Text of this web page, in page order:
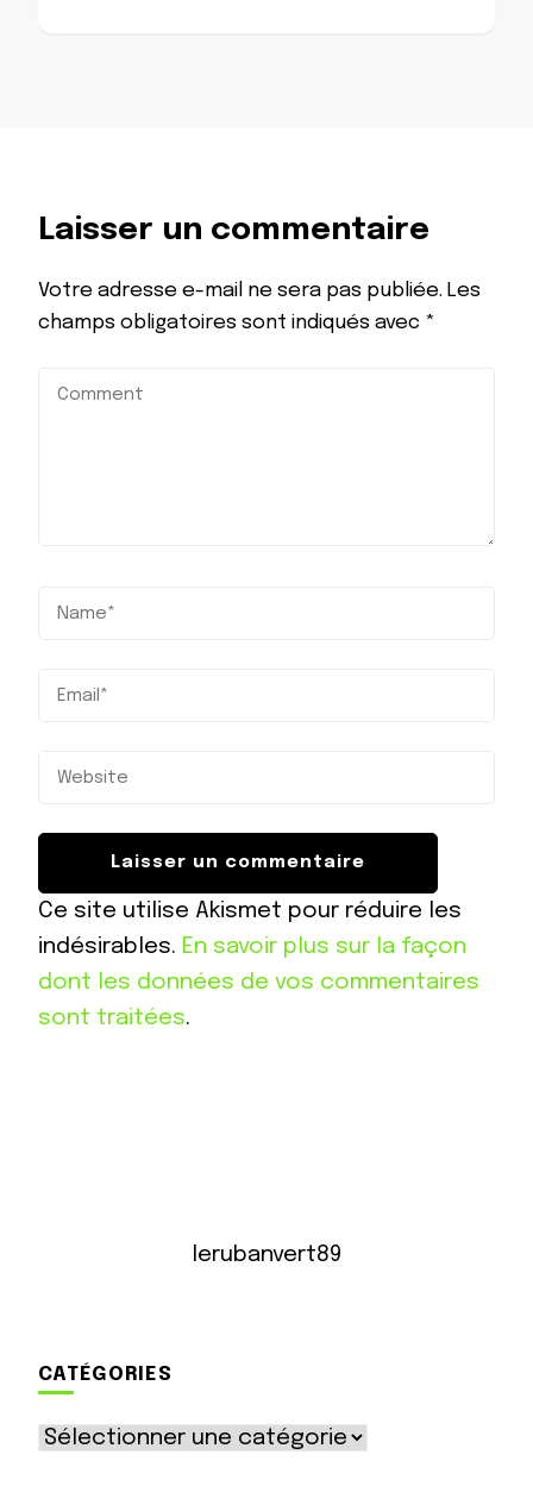
Laisser un commentaire
Votre adresse e-mail ne sera pas publiée. Les
champs obligatoires sont indiqués avec *
Ce site utilise Akismet pour réduire les
indésirables. En savoir plus sur la façon
dont les données de vos commentaires
sont traitées.
lerubanvert89
CATÉGORIES
Catégories